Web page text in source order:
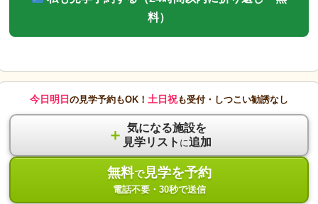
料）
今日明日 の見学予約もOK！ 土日祝も受付・しつこい勧誘なし
＋ 気になる施設を
見学リスト に追加
無料で見学を予約
電話不要・30秒で送信